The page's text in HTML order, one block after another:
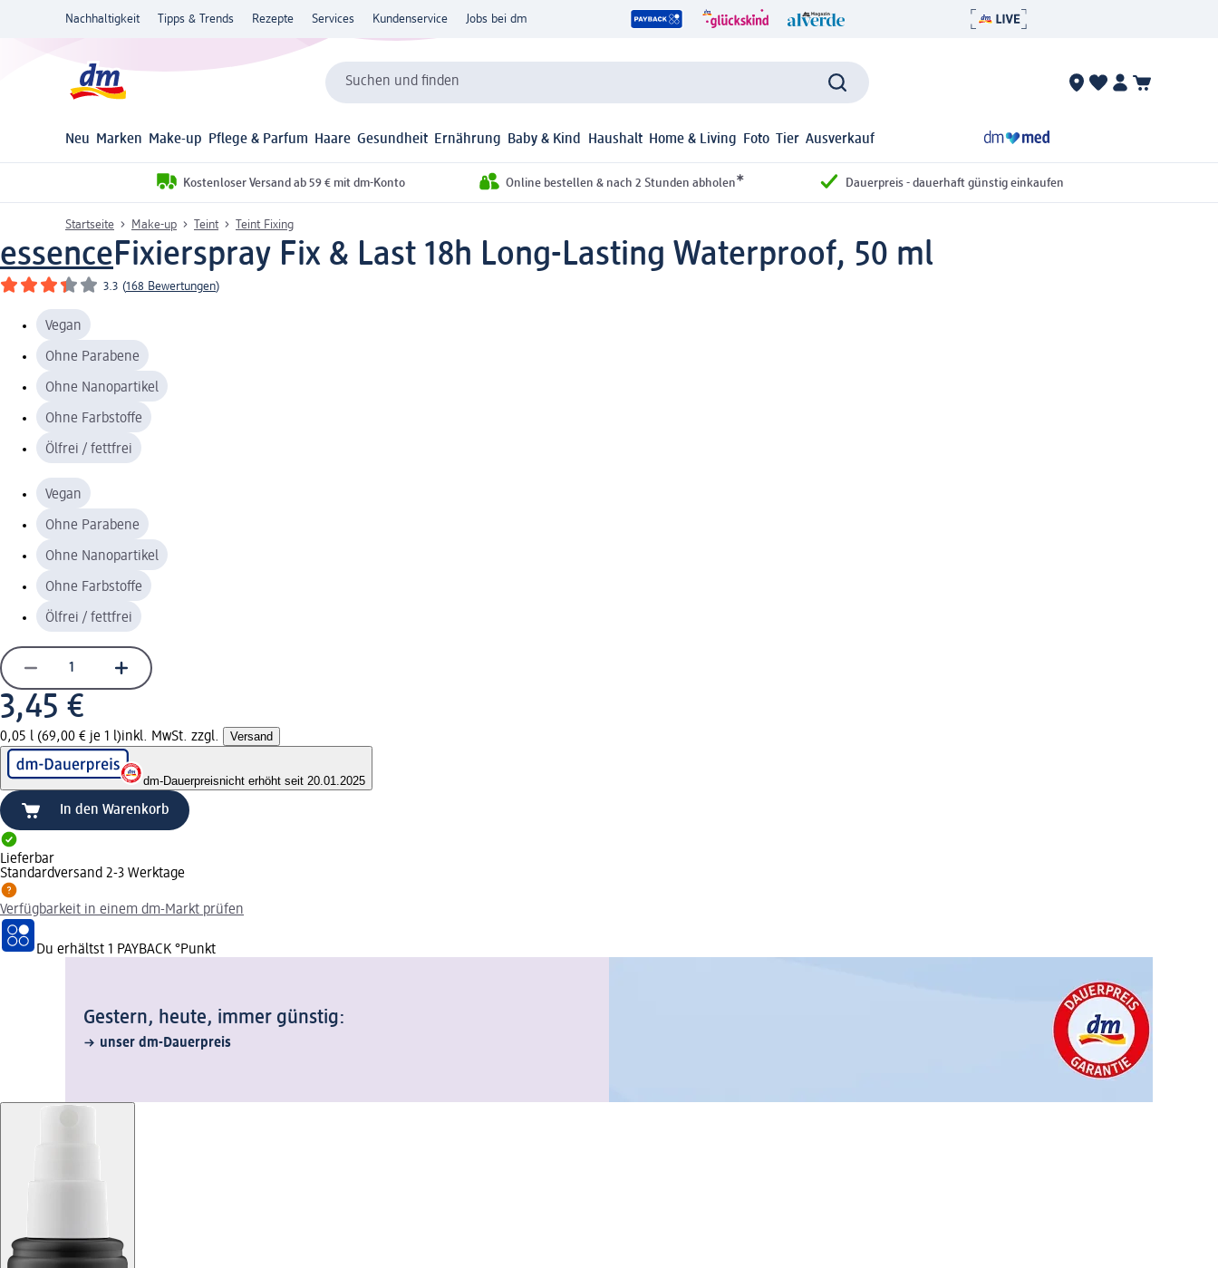
Nachhaltigkeit Tipps & Trends Rezepte Services Kundenservice Jobs bei dm
Suchen und finden
Neu Marken Make-up Pflege & Parfum Haare Gesundheit Ernährung Baby & Kind Haushalt Home & Living Foto Tier Ausverkauf
Kostenloser Versand ab 59 € mit dm-Konto Online bestellen & nach 2 Stunden abholen* Dauerpreis - dauerhaft günstig einkaufen
Startseite Make-up Teint Teint Fixing
essenceFixierspray Fix & Last 18h Long-Lasting Waterproof, 50 ml
3.3 (168 Bewertungen)
Vegan
Ohne Parabene
Ohne Nanopartikel
Ohne Farbstoffe
Ölfrei / fettfrei
Vegan
Ohne Parabene
Ohne Nanopartikel
Ohne Farbstoffe
Ölfrei / fettfrei
3,45 €
0,05 l (69,00 € je 1 l)inkl. MwSt. zzgl. Versand
dm-Dauerpreisnicht erhöht seit 20.01.2025
In den Warenkorb
Lieferbar
Standardversand 2-3 Werktage
Verfügbarkeit in einem dm-Markt prüfen
Du erhältst 1 PAYBACK °Punkt
Gestern, heute, immer günstig:
unser dm-Dauerpreis